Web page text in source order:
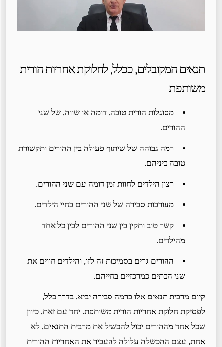
תנאים המקובלים, ככלל, לחלוקת אחריות הורית
משותפת
מסוגלות הורית טובה, דומה או שווה, של שני
ההורים.
רמה גבוהה של שיתוף פעולה בין ההורים ותקשורת
טובה ביניהם.
רצון הילדים לחוות זמן דומה עם שני ההורים.
מעורבות סבירה של שני ההורים בחיי הילדים.
קשר טוב ותקין בין שני ההורים לבין כל אחד
מהילדים.
ההורים גרים בסמיכות זה לזו, והילדים חווים את
שני הבתים כמרכזיים בחייהם.
קיום מרבית תנאים אלו ברמה סבירה יביא, בדרך כלל,
לפסיקת חלוקת אחריות הורית משותפת. יחד עם זאת, כיוון
שכל אחד מההורים יכול להכשיל את מרבית התנאים, לא
אחת, עצם ההכשלה עלולה להעביר את האחריות ההורית